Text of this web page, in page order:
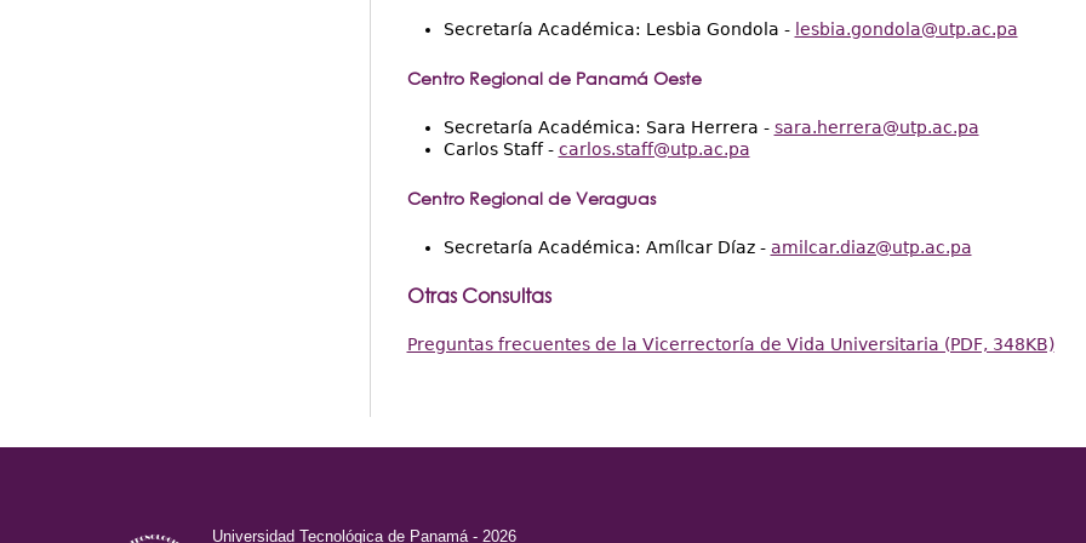
Secretaría Académica: Lesbia Gondola - lesbia.gondola@utp.ac.pa
Centro Regional de Panamá Oeste
Secretaría Académica: Sara Herrera - sara.herrera@utp.ac.pa
Carlos Staff - carlos.staff@utp.ac.pa
Centro Regional de Veraguas
Secretaría Académica: Amílcar Díaz - amilcar.diaz@utp.ac.pa
Otras Consultas
Preguntas frecuentes de la Vicerrectoría de Vida Universitaria (PDF, 348KB)
Universidad Tecnológica de Panamá - 2026